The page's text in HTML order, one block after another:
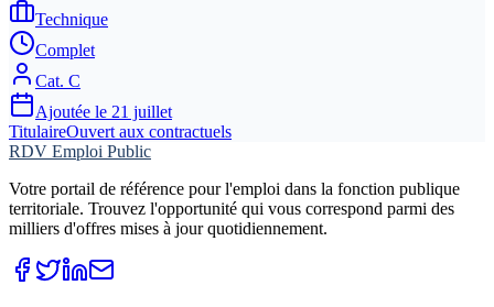
Technique
Complet
Cat. C
Ajoutée le 21 juillet
TitulaireOuvert aux contractuels
RDV Emploi Public
Votre portail de référence pour l'emploi dans la fonction publique
territoriale. Trouvez l'opportunité qui vous correspond parmi des
milliers d'offres mises à jour quotidiennement.